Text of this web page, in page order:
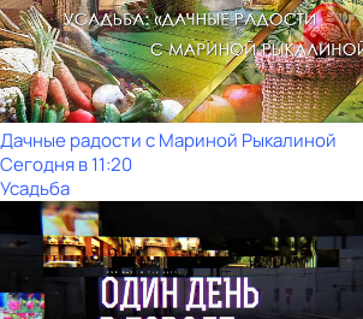
Дачные радости с Мариной Рыкалиной
Сегодня в 11:20
Усадьба